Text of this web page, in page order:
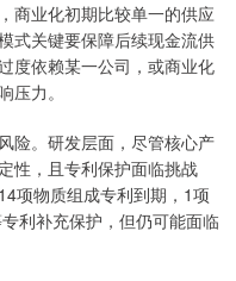
业化初期比较单一的供应
式关键要保障后续现金流供
度依赖某一公司，或商业化
压力。
。研发层面，尽管核心产
性，且专利保护面临挑战
项物质组成专利到期，1项
利补充保护，但仍可能面临